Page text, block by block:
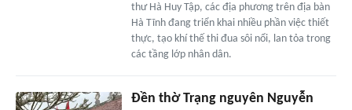
thư Hà Huy Tập, các địa phương trên địa bàn
Hà Tĩnh đang triển khai nhiều phần việc thiết
thực, tạo khí thế thi đua sôi nổi, lan tỏa trong
các tầng lớp nhân dân.
Đền thờ Trạng nguyên Nguyễn